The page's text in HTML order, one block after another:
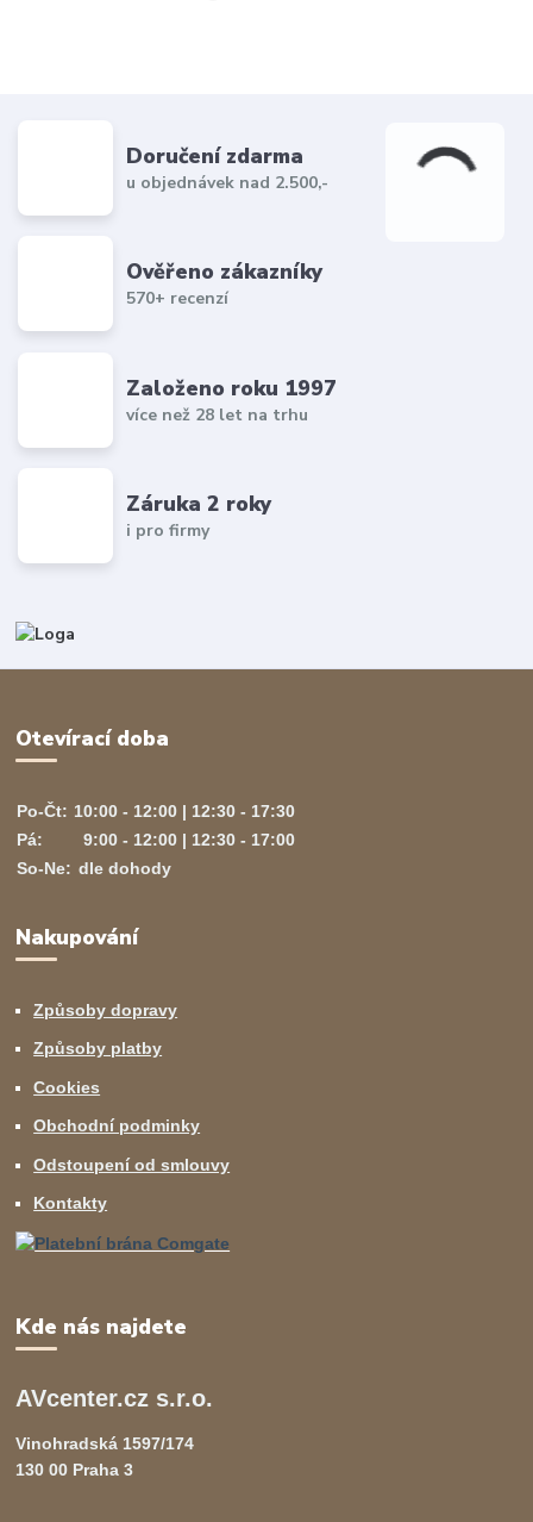
Doručení zdarma
u objednávek nad 2.500,-
Ověřeno zákazníky
570+ recenzí
Založeno roku 1997
více než 28 let na trhu
Záruka 2 roky
i pro firmy
Otevírací doba
Po-Čt: 10:00 - 12:00 | 12:30 - 17:30
Pá:
9:00 - 12:00 | 12:30 - 17:00
So-Ne: dle dohody
Nakupování
Způsoby dopravy
Způsoby platby
Cookies
Obchodní podminky
Odstoupení od smlouvy
Kontakty
Kde nás najdete
AVcenter.cz s.r.o.
Vinohradská 1597/174
130 00 Praha 3